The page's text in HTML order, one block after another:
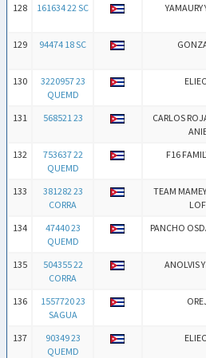
128
161634 22 SC YAMAURY
129
94474 18 SC
130
3220957 23
QUEMD
131
568521 23
CARLOS
132
753637 22
QUEMD
F16
133
381282 23
CORRA
TEAM
134
47440 23
QUEMD
PANCHO
135
504355 22
CORRA
ANOLVIS
136
1557720 23
SAGUA
137
90349 23
QUEMD